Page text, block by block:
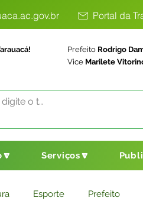
Portal da
Prefeito Rodrigo
Vice Marilete
Serviços🔽
Esporte Prefeito